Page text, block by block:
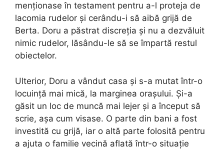
menționase în testament pentru a-l proteja de
lacomia rudelor și cerându-i să aibă grijă de
Berta. Doru a păstrat discreția și nu a dezvăluit
nimic rudelor, lăsându-le să se împartă restul
obiectelor.
Ulterior, Doru a vândut casa și s-a mutat într-o
locuință mai mică, la marginea orașului. Și-a
găsit un loc de muncă mai lejer și a început să
scrie, așa cum visase. O parte din bani a fost
investită cu grijă, iar o altă parte folosită pentru
a ajuta o familie vecină aflată într-o situație